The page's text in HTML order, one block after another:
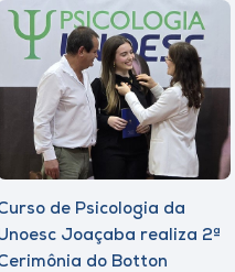
de Psicologia da
Joaçaba realiza 2ª
do Botton